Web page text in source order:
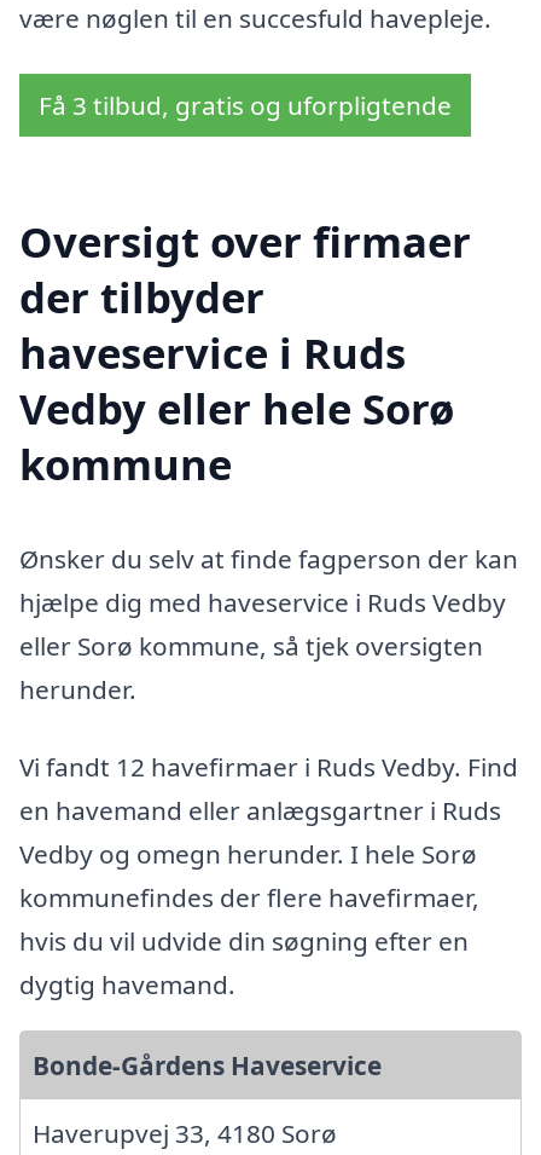
være nøglen til en succesfuld havepleje.
Få 3 tilbud, gratis og uforpligtende
Oversigt over firmaer
der tilbyder
haveservice i Ruds
Vedby eller hele Sorø
kommune
Ønsker du selv at finde fagperson der kan
hjælpe dig med haveservice i Ruds Vedby
eller Sorø kommune, så tjek oversigten
herunder.
Vi fandt 12 havefirmaer i Ruds Vedby. Find
en havemand eller anlægsgartner i Ruds
Vedby og omegn herunder. I hele Sorø
kommunefindes der flere havefirmaer,
hvis du vil udvide din søgning efter en
dygtig havemand.
Bonde-Gårdens Haveservice
Haverupvej 33, 4180 Sorø